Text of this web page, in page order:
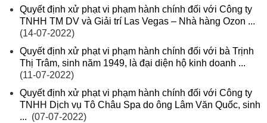
Quyết định xử phạt vi phạm hành chính đối với Công ty
TNHH TM DV và Giải trí Las Vegas – Nhà hàng Ozon ...
(14-07-2022)
Quyết định xử phạt vi phạm hành chính đối với bà Trịnh
Thị Trâm, sinh năm 1949, là đại diện hộ kinh doanh ...
(11-07-2022)
Quyết định xử phạt vi phạm hành chính đối với Công ty
TNHH Dịch vụ Tô Châu Spa do ông Lâm Văn Quốc, sinh
... (07-07-2022)